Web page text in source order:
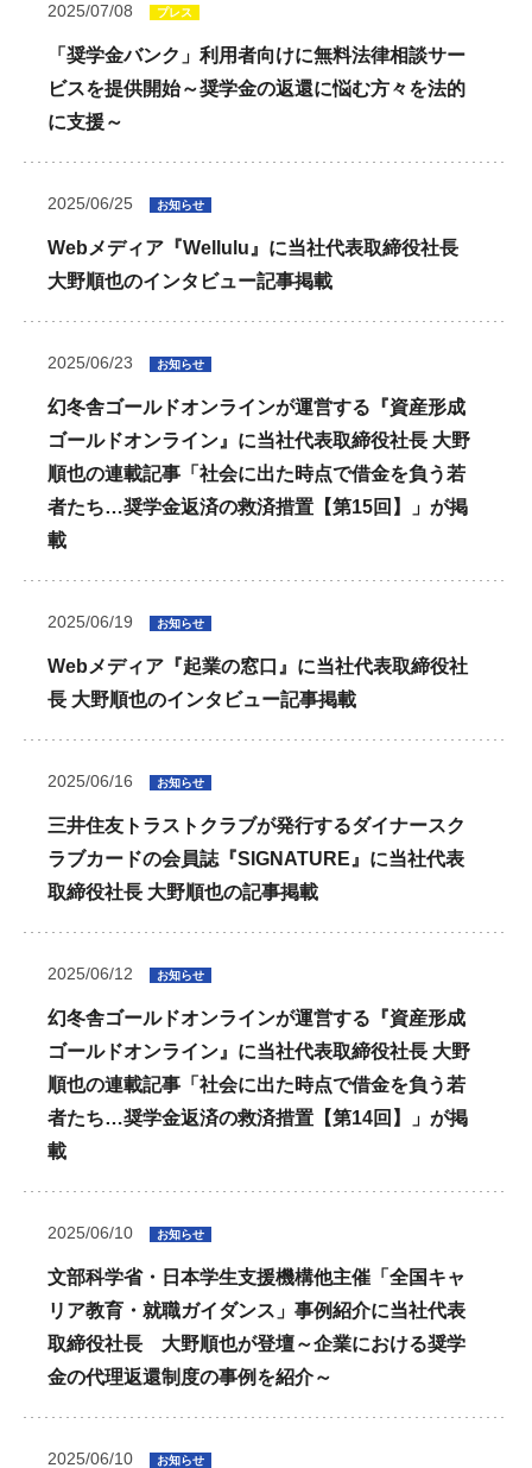
2025/07/08 プレス
「奨学金バンク」利用者向けに無料法律相談サー
ビスを提供開始～奨学金の返還に悩む方々を法的
に支援～
2025/06/25 お知らせ
Webメディア『Wellulu』に当社代表取締役社長
大野順也のインタビュー記事掲載
2025/06/23 お知らせ
幻冬舎ゴールドオンラインが運営する『資産形成
ゴールドオンライン』に当社代表取締役社長 大野
順也の連載記事「社会に出た時点で借金を負う若
者たち…奨学金返済の救済措置【第15回】」が掲
載
2025/06/19 お知らせ
Webメディア『起業の窓口』に当社代表取締役社
長 大野順也のインタビュー記事掲載
2025/06/16 お知らせ
三井住友トラストクラブが発行するダイナースク
ラブカードの会員誌『SIGNATURE』に当社代表
取締役社長 大野順也の記事掲載
2025/06/12 お知らせ
幻冬舎ゴールドオンラインが運営する『資産形成
ゴールドオンライン』に当社代表取締役社長 大野
順也の連載記事「社会に出た時点で借金を負う若
者たち…奨学金返済の救済措置【第14回】」が掲
載
2025/06/10 お知らせ
文部科学省・日本学生支援機構他主催「全国キャ
リア教育・就職ガイダンス」事例紹介に当社代表
取締役社長 大野順也が登壇～企業における奨学
金の代理返還制度の事例を紹介～
2025/06/10 お知らせ